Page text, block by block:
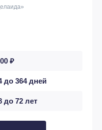
₽
до 364 дней
до 72 лет